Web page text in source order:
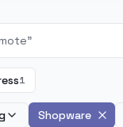
1
Shopware